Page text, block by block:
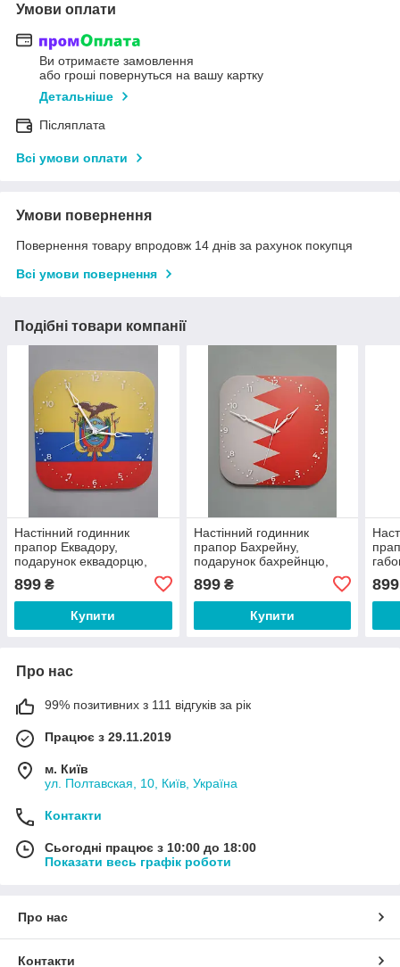
Умови оплати
Ви отримаєте замовлення
або гроші повернуться на вашу картку
Детальніше
Післяплата
Всі умови оплати
Умови повернення
Повернення товару впродовж 14 днів за рахунок покупця
Всі умови повернення
Подібні товари компанії
Настінний годинник
прапор Еквадору,
подарунок еквадорцю,
899 ₴
Купити
Настінний годинник
прапор Бахрейну,
подарунок бахрейнцю,
899₴
Купити
899
Про нас
99% позитивних з 111 відгуків за рік
Працює з 29.11.2019
м. Київ
ул. Полтавская, 10, Київ, Україна
Контакти
Сьогодні працює з 10:00 до 18:00
Показати весь графік роботи
Про нас
Контакти